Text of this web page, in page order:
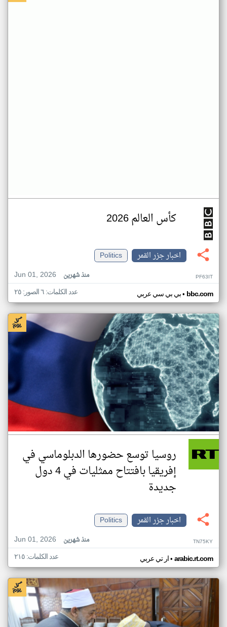
كأس العالم 2026
اخبار جزر القمر
Politics
Jun 01, 2026
منذ شهرين PF63IT
بي بي سي عربي• bbc.com عدد الكلمات: ٦ الصور: ٢٥
روسيا توسع حضورها الدبلوماسي في
إفريقيا بافتتاح ممثليات في 4 دول
جديدة
اخبار جزر القمر
Politics
Jun 01, 2026
منذ شهرين TN75KY
ار تي عربي• arabic.rt.com عدد الكلمات: ٢١٥